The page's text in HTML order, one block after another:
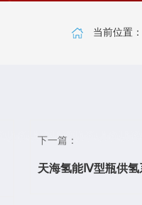
当前位置：
下一篇：
天海氢能Ⅳ型瓶供氢